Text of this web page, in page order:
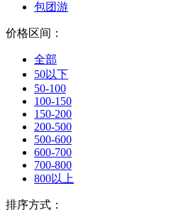
包团游
价格区间：
全部
50以下
50-100
100-150
150-200
200-500
500-600
600-700
700-800
800以上
排序方式：